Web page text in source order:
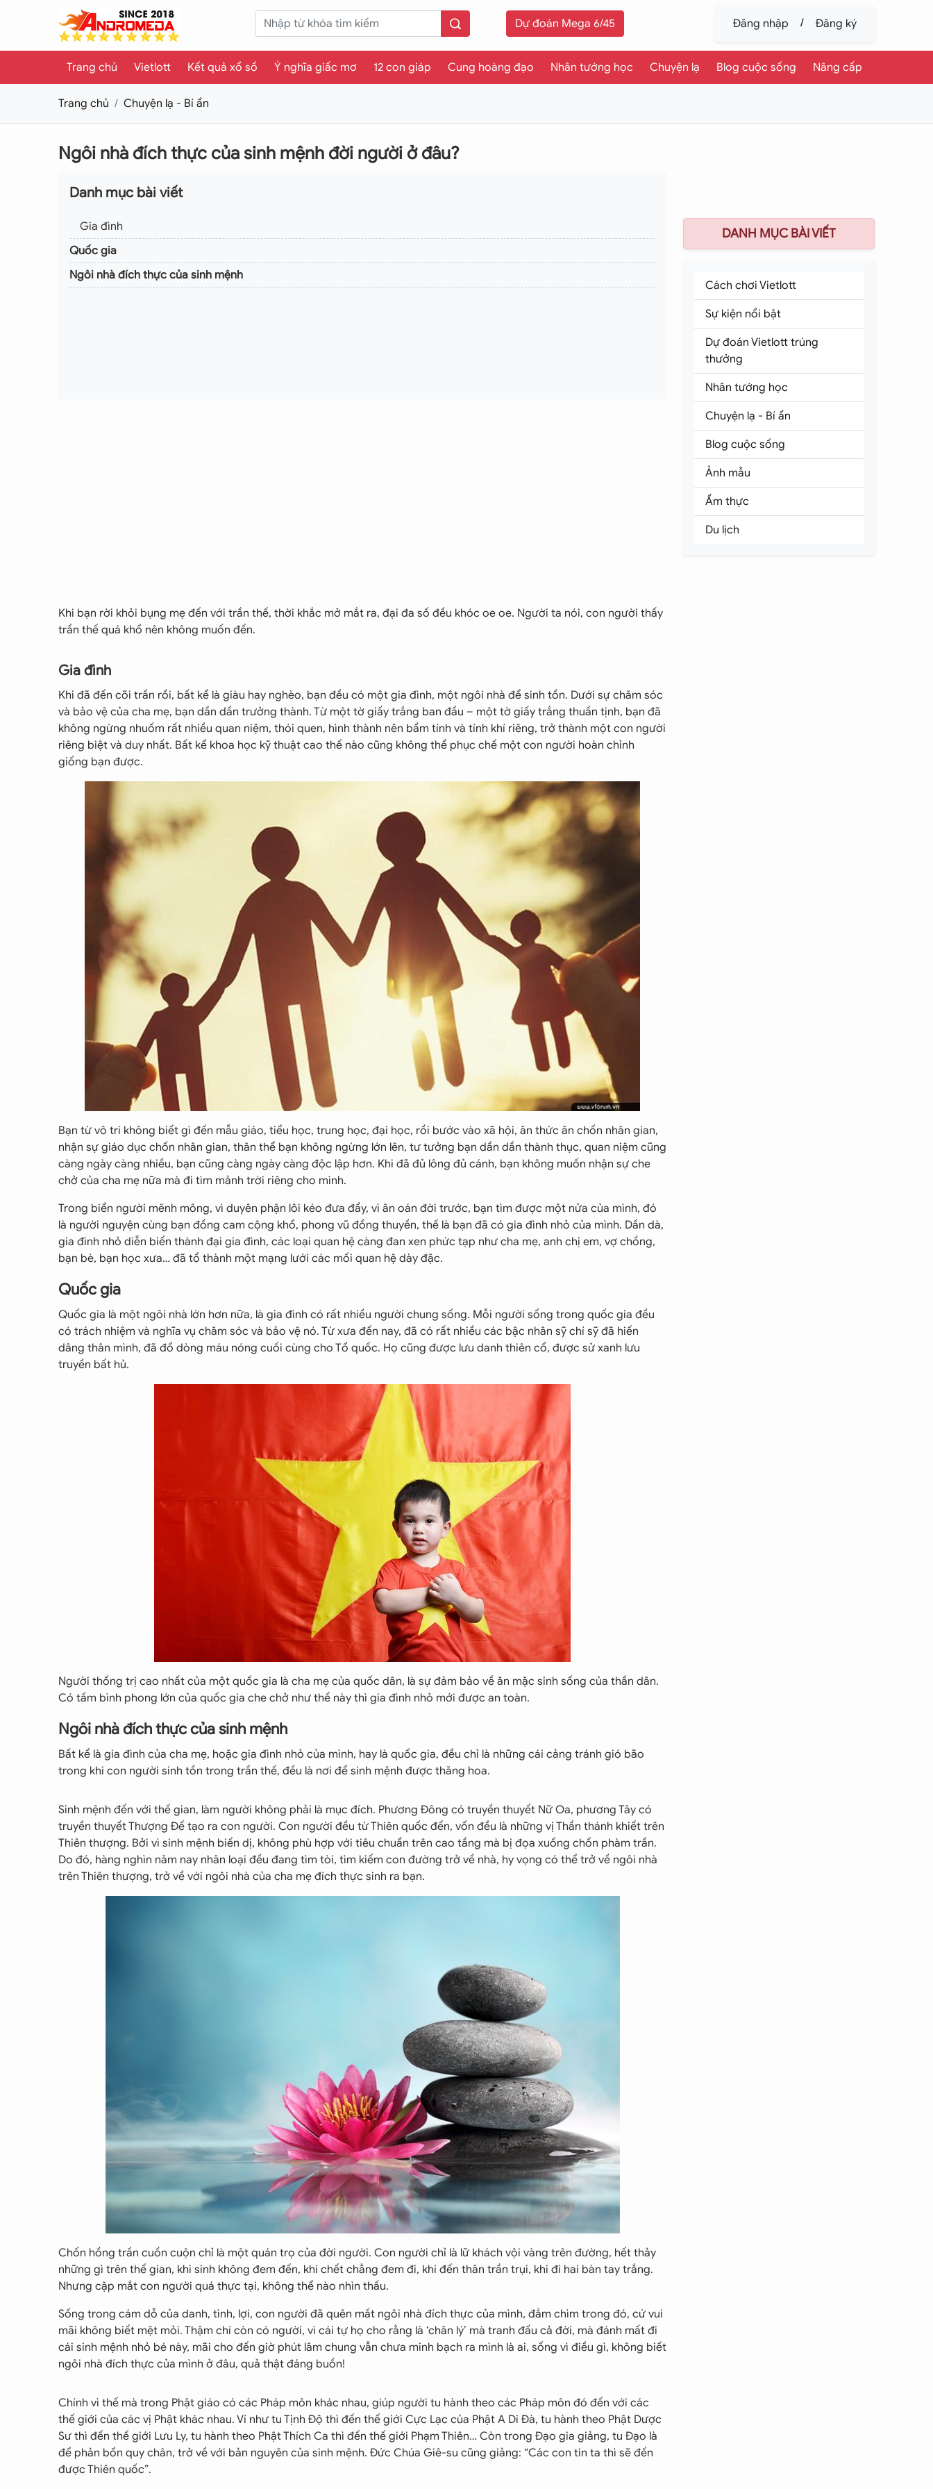
Dự đoán Mega 6/45 Đăng nhập / Đăng ký
Trang chủ Vietlott Kết quả xổ số Ý nghĩa giấc mơ 12 con giáp Cung hoàng đạo Nhân tướng học Chuyện lạ Blog cuộc sống Nâng cấp
Trang chủ Chuyện lạ - Bí ẩn
Ngôi nhà đích thực của sinh mệnh đời người ở đâu?
Danh mục bài viết
Gia đình
Quốc gia
Ngôi nhà đích thực của sinh mệnh
Khi bạn rời khỏi bụng mẹ đến với trần thế, thời khắc mở mắt ra, đại đa số đều khóc oe oe. Người ta nói, con người thấy
trần thế quá khổ nên không muốn đến.
Gia đình
Khi đã đến cõi trần rồi, bất kể là giàu hay nghèo, bạn đều có một gia đình, một ngôi nhà để sinh tồn. Dưới sự chăm sóc
và bảo vệ của cha mẹ, bạn dần dần trưởng thành. Từ một tờ giấy trắng ban đầu – một tờ giấy trắng thuần tịnh, bạn đã
không ngừng nhuốm rất nhiều quan niệm, thói quen, hình thành nên bẩm tính và tính khí riêng, trở thành một con người
riêng biệt và duy nhất. Bất kể khoa học kỹ thuật cao thế nào cũng không thể phục chế một con người hoàn chỉnh
giống bạn được.
Bạn từ vô tri không biết gì đến mẫu giáo, tiểu học, trung học, đại học, rồi bước vào xã hội, ăn thức ăn chốn nhân gian,
nhận sự giáo dục chốn nhân gian, thân thể bạn không ngừng lớn lên, tư tưởng bạn dần dần thành thục, quan niệm cũng
càng ngày càng nhiều, bạn cũng càng ngày càng độc lập hơn. Khi đã đủ lông đủ cánh, bạn không muốn nhận sự che
chở của cha mẹ nữa mà đi tìm mảnh trời riêng cho mình.
Trong biển người mênh mông, vì duyên phận lôi kéo đưa đẩy, vì ân oán đời trước, bạn tìm được một nửa của mình, đó
là người nguyện cùng bạn đồng cam cộng khổ, phong vũ đồng thuyền, thế là bạn đã có gia đình nhỏ của mình. Dần dà,
gia đình nhỏ diễn biến thành đại gia đình, các loại quan hệ càng đan xen phức tạp như cha mẹ, anh chị em, vợ chồng,
bạn bè, bạn học xưa… đã tổ thành một mạng lưới các mối quan hệ dày đặc.
Quốc gia
Quốc gia là một ngôi nhà lớn hơn nữa, là gia đình có rất nhiều người chung sống. Mỗi người sống trong quốc gia đều
có trách nhiệm và nghĩa vụ chăm sóc và bảo vệ nó. Từ xưa đến nay, đã có rất nhiều các bậc nhân sỹ chí sỹ đã hiến
dâng thân mình, đã đổ dòng máu nóng cuối cùng cho Tổ quốc. Họ cũng được lưu danh thiên cổ, được sử xanh lưu
truyền bất hủ.
Người thống trị cao nhất của một quốc gia là cha mẹ của quốc dân, là sự đảm bảo về ăn mặc sinh sống của thần dân.
Có tấm bình phong lớn của quốc gia che chở như thế này thì gia đình nhỏ mới được an toàn.
Ngôi nhà đích thực của sinh mệnh
Bất kể là gia đình của cha mẹ, hoặc gia đình nhỏ của mình, hay là quốc gia, đều chỉ là những cái cảng tránh gió bão
trong khi con người sinh tồn trong trần thế, đều là nơi để sinh mệnh được thăng hoa.
Sinh mệnh đến với thế gian, làm người không phải là mục đích. Phương Đông có truyền thuyết Nữ Oa, phương Tây có
truyền thuyết Thượng Đế tạo ra con người. Con người đều từ Thiên quốc đến, vốn đều là những vị Thần thánh khiết trên
Thiên thượng. Bởi vì sinh mệnh biến dị, không phù hợp với tiêu chuẩn trên cao tầng mà bị đọa xuống chốn phàm trần.
Do đó, hàng nghìn năm nay nhân loại đều đang tìm tòi, tìm kiếm con đường trở về nhà, hy vọng có thể trở về ngôi nhà
trên Thiên thượng, trở về với ngôi nhà của cha mẹ đích thực sinh ra bạn.
Chốn hồng trần cuồn cuộn chỉ là một quán trọ của đời người. Con người chỉ là lữ khách vội vàng trên đường, hết thảy
những gì trên thế gian, khi sinh không đem đến, khi chết chẳng đem đi, khi đến thân trần trụi, khi đi hai bàn tay trắng.
Nhưng cặp mắt con người quá thực tại, không thể nào nhìn thấu.
Sống trong cám dỗ của danh, tình, lợi, con người đã quên mất ngôi nhà đích thực của mình, đắm chìm trong đó, cứ vui
mãi không biết mệt mỏi. Thậm chí còn có người, vì cái tự họ cho rằng là ‘chân lý’ mà tranh đấu cả đời, mà đánh mất đi
cái sinh mệnh nhỏ bé này, mãi cho đến giờ phút lâm chung vẫn chưa minh bạch ra mình là ai, sống vì điều gì, không biết
ngôi nhà đích thực của mình ở đâu, quả thật đáng buồn!
Chính vì thế mà trong Phật giáo có các Pháp môn khác nhau, giúp người tu hành theo các Pháp môn đó đến với các
thế giới của các vị Phật khác nhau. Ví như tu Tịnh Độ thì đến thế giới Cực Lạc của Phật A Di Đà, tu hành theo Phật Dược
Sư thì đến thế giới Lưu Ly, tu hành theo Phật Thích Ca thì đến thế giới Phạm Thiên… Còn trong Đạo gia giảng, tu Đạo là
để phản bổn quy chân, trở về với bản nguyên của sinh mệnh. Đức Chúa Giê-su cũng giảng: “Các con tin ta thì sẽ đến
được Thiên quốc”.
DANH MỤC BÀI VIẾT
Cách chơi Vietlott
Sự kiện nổi bật
Dự đoán Vietlott trúng
thưởng
Nhân tướng học
Chuyện lạ - Bí ẩn
Blog cuộc sống
Ảnh mẫu
Ẩm thực
Du lịch